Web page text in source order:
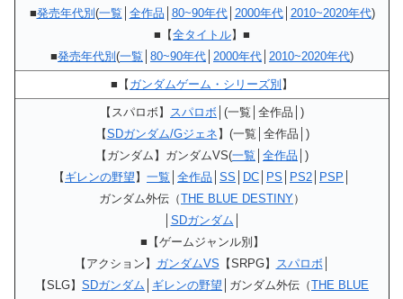
■発売年代別 (一覧 全作品 80~90年代│ 2000年代│ 2010~2020年代)
■【全タイトル】■
■発売年代別 (一覧 80~90年代 2000年代 2010~2020年代)
■【 ガンダムゲーム・シリーズ別 】
【スパロボ】 スパロボ │(一覧│全作品│)
【SDガンダム/Gジェネ 】(一覧│全作品│)
【ガンダム】ガンダムVS(一覧 全作品 │)
【 ギレンの野望 】 一覧 全作品 SS DC PS PS2 PSP
ガンダム外伝（THE BLUE DESTINY）
SDガンダム
■【ゲームジャンル別】
【アクション】 ガンダムVS 【SRPG】 スパロボ│
【SLG】 SDガンダム ギレンの野望 │ガンダム外伝（THE BLUE